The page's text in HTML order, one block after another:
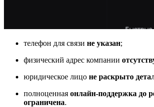
телефон для связи не указан;
физический адрес компании
юридическое лицо не раскрыто
полноценная онлайн-поддержка до
ограничена.